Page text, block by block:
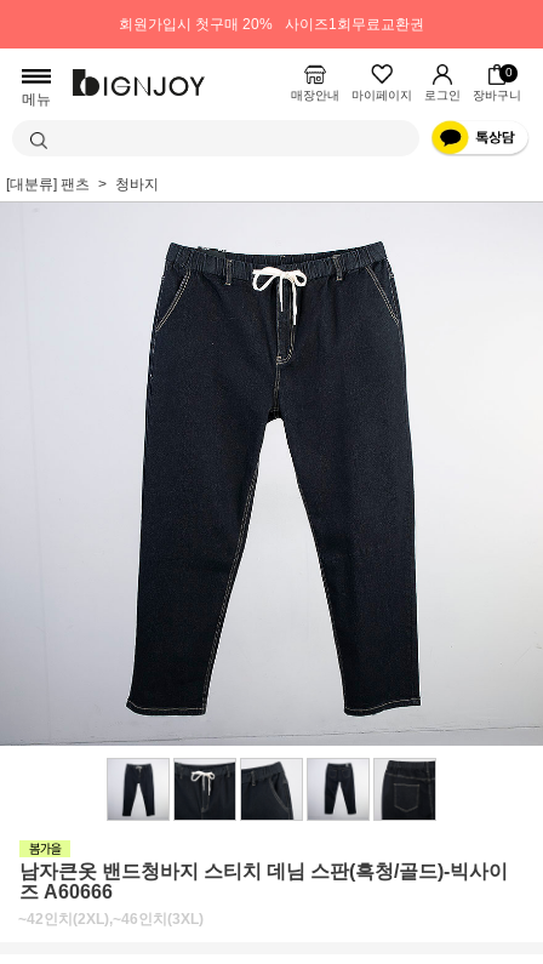
회원가입시 첫구매 20% 사이즈1회무료교환권
메뉴 매장안내 마이페이지 로그인
0
장바구니
[대분류] 팬츠 청바지
남자큰옷 밴드청바지 스티치 데님 스판(흑청/골드)-빅사이
즈 A60666
~42인치(2XL),~46인치(3XL)